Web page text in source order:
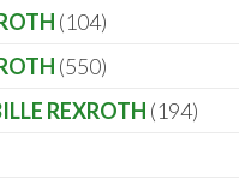
104
550
REXROTH 194